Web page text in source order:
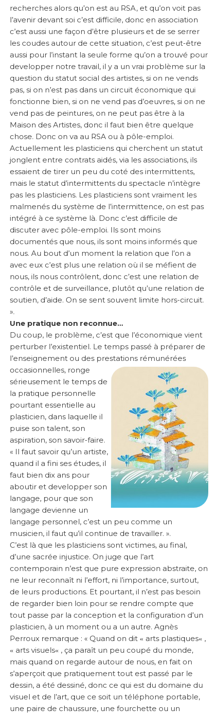
recherches alors qu’on est au RSA, et qu’on voit pas
l’avenir devant soi c’est difficile, donc en association
c’est aussi une façon d’être plusieurs et de se serrer
les coudes autour de cette situation, c’est peut-être
aussi pour l’instant la seule forme qu’on a trouvé pour
developper notre travail, il y a un vrai problème sur la
question du statut social des artistes, si on ne vends
pas, si on n’est pas dans un circuit économique qui
fonctionne bien, si on ne vend pas d’oeuvres, si on ne
vend pas de peintures, on ne peut pas être à la
Maison des Artistes, donc il faut bien être quelque
chose. Donc on va au RSA ou à pôle-emploi.
Actuellement les plasticiens qui cherchent un statut
jonglent entre contrats aidés, via les associations, ils
essaient de tirer un peu du coté des intermittents,
mais le statut d’intermittents du spectacle n’intègre
pas les plasticiens. Les plasticiens sont vraiment les
malmenés du système de l’intermittence, on est pas
intégré à ce système là. Donc c’est difficile de
discuter avec pôle-emploi. Ils sont moins
documentés que nous, ils sont moins informés que
nous. Au bout d’un moment la relation que l’on a
avec eux c’est plus une relation où il se méfient de
nous, ils nous contrôlent, donc c’est une relation de
contrôle et de surveillance, plutôt qu’une relation de
soutien, d’aide. On se sent souvent limite hors-circuit.
».
Une pratique non reconnue…
Du coup, le problème, c’est que l’économique vient
perturber l’existentiel. Le temps passé à préparer de
l’enseignement ou des prestations rémunérées
occasionnelles, ronge
sérieusement le temps de
la pratique personnelle
pourtant essentielle au
plasticien, dans laquelle il
puise son talent, son
aspiration, son savoir-faire.
« Il faut savoir qu’un artiste,
quand il a fini ses études, il
faut bien dix ans pour
aboutir et developper son
langage, pour que son
langage devienne un
langage personnel, c’est un peu comme un
musicien, il faut qu’il continue de travailler. ».
C’est là que les plasticiens sont victimes, au final,
d’une sacrée injustice. On juge que l’art
contemporain n’est que pure expression abstraite, on
ne leur reconnaît ni l’effort, ni l’importance, surtout,
de leurs productions. Et pourtant, il n’est pas besoin
de regarder bien loin pour se rendre compte que
tout passe par la conception et la configuration d’un
plasticien, à un moment ou a un autre. Agnès
Perroux remarque : « Quand on dit « arts plastiques« ,
« arts visuels« , ça paraît un peu coupé du monde,
mais quand on regarde autour de nous, en fait on
s’aperçoit que pratiquement tout est passé par le
dessin, a été dessiné, donc ce qui est du domaine du
visuel et de l’art, que ce soit un téléphone portable,
une paire de chaussure, une fourchette ou un